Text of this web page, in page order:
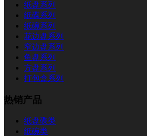
纸盘系列
纸碟系列
纸碗系列
花边盘系列
窄边盘系列
鱼盘系列
方盘系列
打包盒系列
热销产品
纸盘碟类
纸碗类